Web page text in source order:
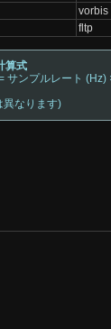
vorbis
fltp
算式
サンプルレート
なります)